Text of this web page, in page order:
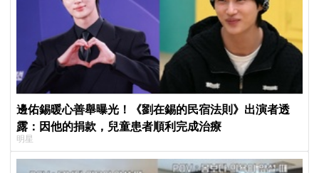
邊佑錫暖心善舉曝光！《劉在錫的民宿法則》出演者透
露：因他的捐款，兒童患者順利完成治療
明星